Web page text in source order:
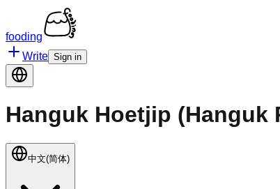
fooding
Write Sign in
Hanguk Hoetjip (Hanguk
中文(简体)